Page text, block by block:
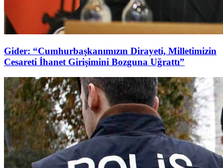
Gider: “Cumhurbaşkanımızın Dirayeti, Milletimizin
Cesareti İhanet Girişimini Bozguna Uğrattı”